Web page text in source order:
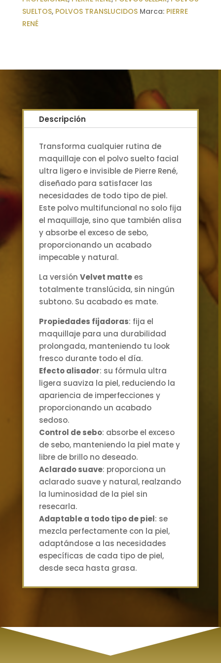
Rene
cantidad
SUELTOS, POLVOS TRANSLUCIDOS Marca: PIERRE
RENÉ
Descripción
Transforma cualquier rutina de
maquillaje con el polvo suelto facial
ultra ligero e invisible de Pierre René,
diseñado para satisfacer las
necesidades de todo tipo de piel.
Este polvo multifuncional no solo fija
el maquillaje, sino que también alisa
y absorbe el exceso de sebo,
proporcionando un acabado
impecable y natural.
La versión Velvet mattees
totalmente translúcida, sin ningún
subtono. Su acabado es mate.
Propiedades fijadoras: fija el
maquillaje para una durabilidad
prolongada, manteniendo tu look
fresco durante todo el día.
Efecto alisador: su fórmula ultra
ligera suaviza la piel, reduciendo la
apariencia de imperfecciones y
proporcionando un acabado
sedoso.
Control de sebo: absorbe el exceso
de sebo, manteniendo la piel mate y
libre de brillo no deseado.
Aclarado suave: proporciona un
aclarado suave y natural, realzando
la luminosidad de la piel sin
resecarla.
Adaptable a todo tipo de piel: se
mezcla perfectamente con la piel,
adaptándose a las necesidades
específicas de cada tipo de piel,
desde seca hasta grasa.